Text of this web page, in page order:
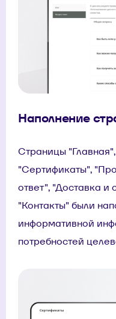
Наполнение
Страницы
"Сертификаты",
ответ", "Доставка и
"Контакты" были
информативной
потребностей